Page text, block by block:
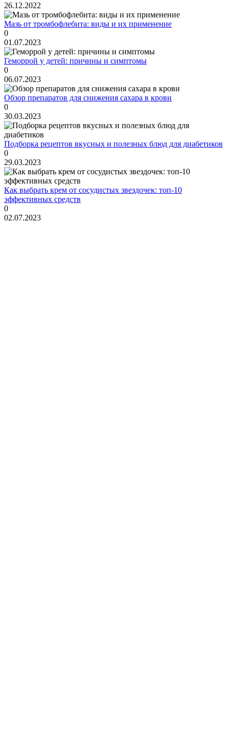
26.12.2022
Мазь от тромбофлебита: виды и их применение
0
01.07.2023
Геморрой у детей: причины и симптомы
0
06.07.2023
Обзор препаратов для снижения сахара в крови
0
30.03.2023
Подборка рецептов вкусных и полезных блюд для диабетиков
0
29.03.2023
Как выбрать крем от сосудистых звездочек: топ-10
эффективных средств
0
02.07.2023